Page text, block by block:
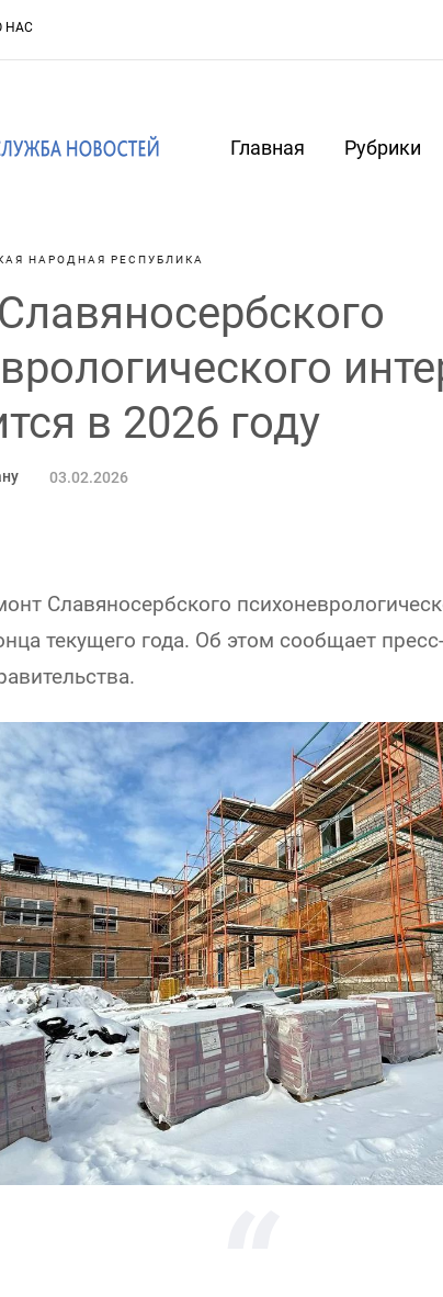
НАС
Главная Рубрики
НАРОДНАЯ РЕСПУБЛИКА
в 2026 году
03.02.2026
Славяносербского
текущего года. Об этом сообщает